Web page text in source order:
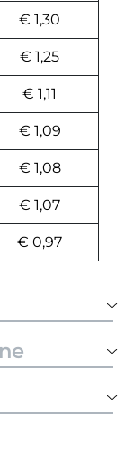
€ 1,30
€ 1,25
€ 1,11
€ 1,09
€ 1,08
€ 1,07
€ 0,97